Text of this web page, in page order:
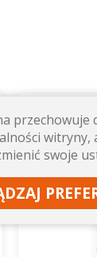
20g
przechowuje
witryny,
swoje